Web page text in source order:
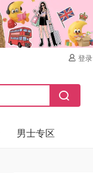
登录
男士专区